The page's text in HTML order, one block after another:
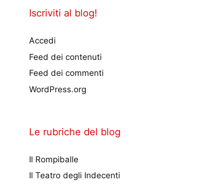
Iscriviti al blog!
Accedi
Feed dei contenuti
Feed dei commenti
WordPress.org
Le rubriche del blog
Il Rompiballe
Il Teatro degli Indecenti